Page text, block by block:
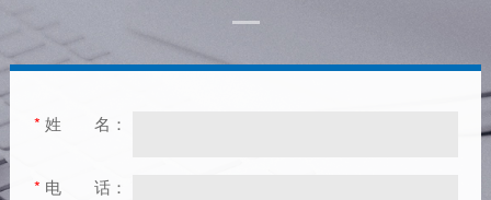
* 姓 名：
* 电 话：